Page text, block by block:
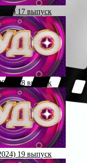
17 выпуск
18 выпуск
19 выпуск